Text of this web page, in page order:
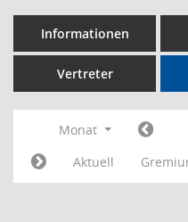
Informationen
Vertreter
Monat
Aktuell